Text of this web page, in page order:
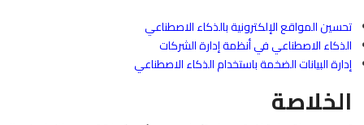
تحسين المواقع الإلكترونية بالذكاء الاصطناعي
الذكاء الاصطناعي في أنظمة إدارة الشركات
إدارة البيانات الضخمة باستخدام الذكاء الاصطناعي
الخلاصة